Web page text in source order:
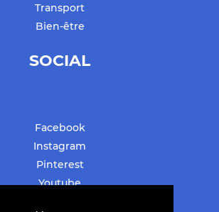
Transport
Bien-être
SOCIAL
Facebook
Instagram
Pinterest
Youtube